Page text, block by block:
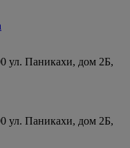
ул. Паникахи, дом 2Б,
ул. Паникахи, дом 2Б,